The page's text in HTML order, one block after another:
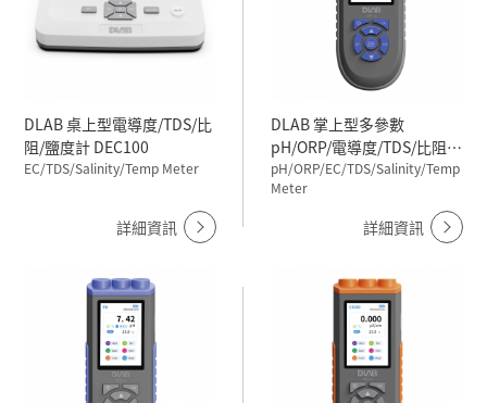
DLAB 桌上型電導度/TDS/比
阻/鹽度計 DEC100
EC/TDS/Salinity/Temp Meter
詳細資訊
DLAB 掌上型多參數
pH/ORP/電導度/TDS/比阻/
鹽度計 DPC10
pH/ORP/EC/TDS/Salinity/Temp
Meter
詳細資訊